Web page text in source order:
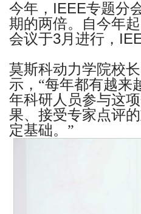
今年， IEEE专题分
期的两倍。自今年
会议于3月进行，
莫斯科动力学院校
示，“每年都有越来
年科研人员参与这
果、接受专家点评
定基础。”